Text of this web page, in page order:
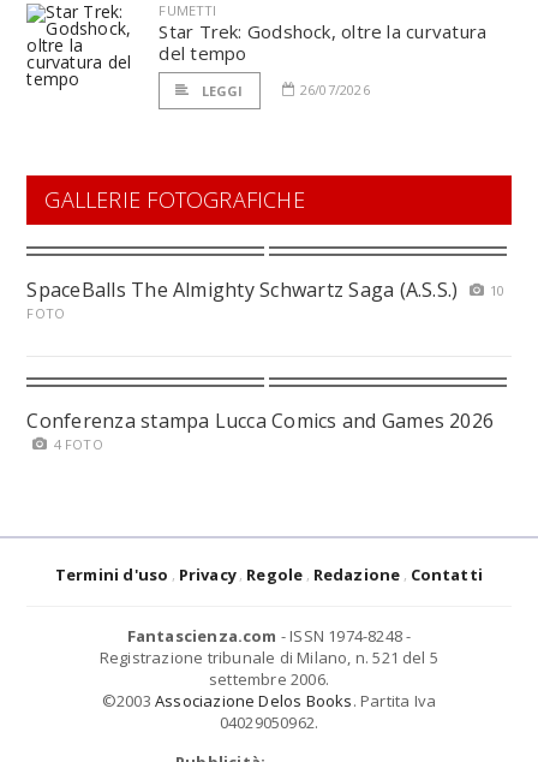
FUMETTI
Star Trek: Godshock, oltre la curvatura
del tempo
LEGGI 26/07/2026
GALLERIE FOTOGRAFICHE
SpaceBalls The Almighty Schwartz Saga (A.S.S.)
10
FOTO
Conferenza stampa Lucca Comics and Games 2026
4 FOTO
Termini d'uso Privacy Regole Redazione Contatti
Fantascienza.com - ISSN 1974-8248 -
Registrazione tribunale di Milano, n. 521 del 5
settembre 2006.
©2003 Associazione Delos Books. Partita Iva
04029050962.